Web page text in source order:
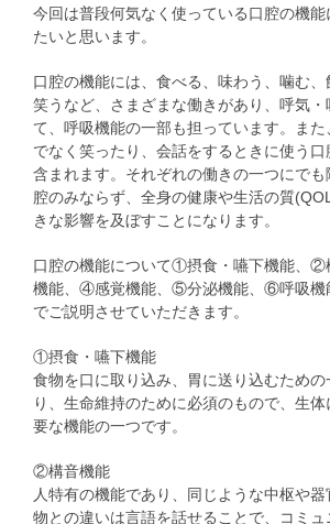
今回は普段何気なく使っている口腔の機能
たいと思います。
口腔の機能には、食べる、味わう、噛む、
笑うなど、さまざまな働きがあり、呼気・
て、呼吸機能の一部も担っています。ま
でなく笑ったり、会話をするときに使う口
含まれます。それぞれの働きの一つにでも
腔のみならず、全身の健康や生活の質
きな影響を及ぼすことになります。
口腔の機能について①摂食・嚥下機能、
機能、④感覚機能、⑤分泌機能、⑥呼吸機
でご説明させていただきます。
①摂食・嚥下機能
食物を口に取り込み、胃に送り込むための
り、生命維持のために必須のもので、生
要な機能の一つです。
②構音機能
人特有の機能であり、同じような中枢や
物との違いは言語を話せることで、コミュ